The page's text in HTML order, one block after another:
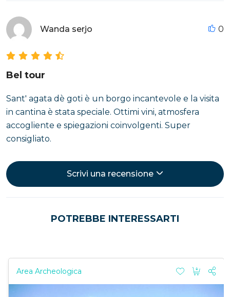
Wanda serjo 0
Bel tour
Sant' agata dè goti è un borgo incantevole e la visita
in cantina è stata speciale. Ottimi vini, atmosfera
accogliente e spiegazioni coinvolgenti. Super
consigliato.
Scrivi una recensione
POTREBBE INTERESSARTI
Area Archeologica